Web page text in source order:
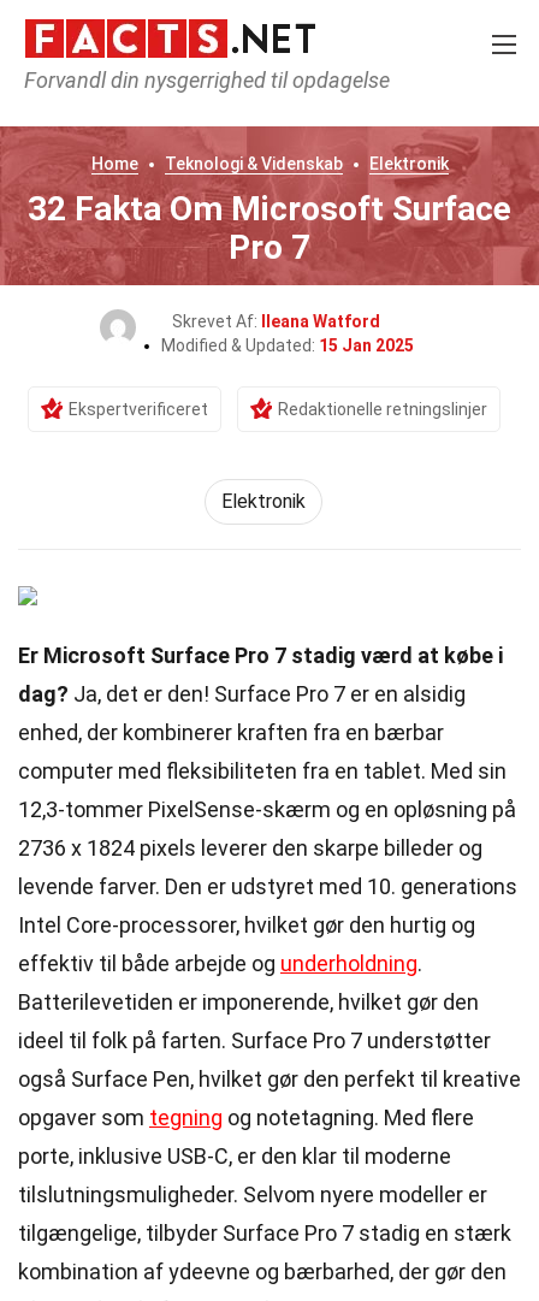
Forvandl din nysgerrighed til opdagelse
Home Teknologi & Videnskab Elektronik
32 Fakta Om Microsoft Surface
Pro 7
Skrevet Af:
Ileana Watford
Modified & Updated: 15 Jan 2025
Ekspertverificeret Redaktionelle retningslinjer
Elektronik
Er Microsoft Surface Pro 7 stadig værd at købe i
dag? Ja, det er den! Surface Pro 7 er en alsidig
enhed, der kombinerer kraften fra en bærbar
computer med fleksibiliteten fra en tablet. Med sin
12,3-tommer PixelSense-skærm og en opløsning på
2736 x 1824 pixels leverer den skarpe billeder og
levende farver. Den er udstyret med 10. generations
Intel Core-processorer, hvilket gør den hurtig og
effektiv til både arbejde og underholdning.
Batterilevetiden er imponerende, hvilket gør den
ideel til folk på farten. Surface Pro 7 understøtter
også Surface Pen, hvilket gør den perfekt til kreative
opgaver som tegning og notetagning. Med flere
porte, inklusive USB-C, er den klar til moderne
tilslutningsmuligheder. Selvom nyere modeller er
tilgængelige, tilbyder Surface Pro 7 stadig en stærk
kombination af ydeevne og bærbarhed, der gør den